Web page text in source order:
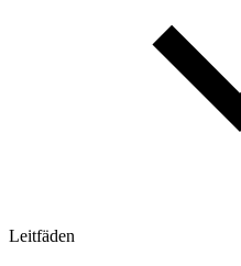
Leitfäden